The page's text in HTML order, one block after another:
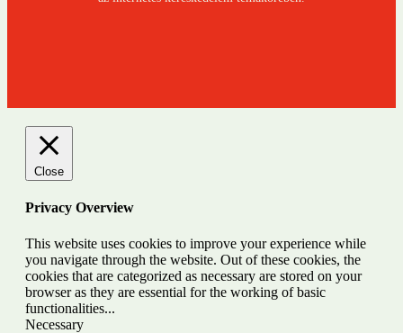
Close
Privacy Overview
This website uses cookies to improve your experience while
you navigate through the website. Out of these cookies, the
cookies that are categorized as necessary are stored on your
browser as they are essential for the working of basic
functionalities...
Necessary